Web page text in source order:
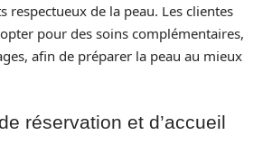
respectueux de la peau. Les clientes
pour des soins complémentaires,
afin de préparer la peau au mieux
réservation et d’accueil